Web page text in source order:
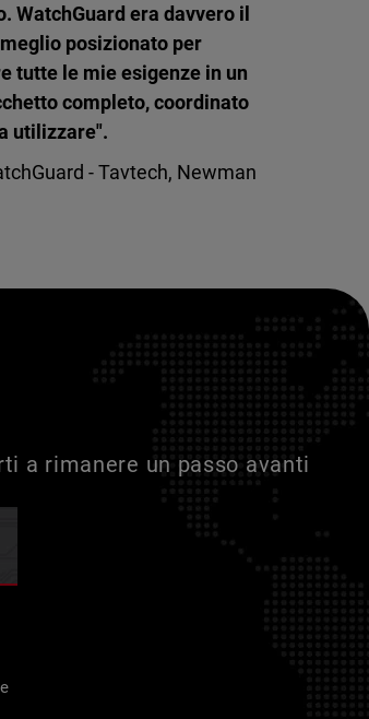
WatchGuard era davvero il
posizionato per
tutte le mie esigenze in un
completo, coordinato
utilizzare".
- Tavtech, Newman
a rimanere un passo avanti